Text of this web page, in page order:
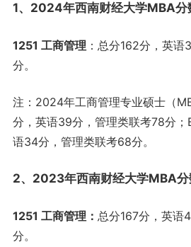
1、2024年西南财经大学MBA分
1251 工商管理 ：总分162分，英
分。
注：2024年工商管理专业硕士（
分，英语39分，管理类联考78分
语34分，管理类联考68分。
2、2023年西南财经大学MBA分
1251 工商管理： 总分167分，英语
分。